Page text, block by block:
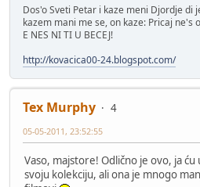
Dos'o Sveti Petar i kaze meni Djordje di
kazem mani me se, on kaze: Pricaj ne's
E NES NI TI U BECEJ!
http://kovacica00-24.blogspot.com/
Tex Murphy
4
05-05-2011, 23:52:55
Vaso, majstore! Odlično je ovo, ja
svoju kolekciju, ali ona je mnogo